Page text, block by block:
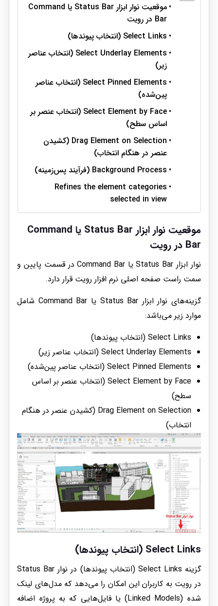
موقعیت نوار ابزار Status Bar یا Command
Bar در رویت
Select Links (انتخاب پیوندها)
Select Underlay Elements (انتخاب عناصر
زیر)
Select Pinned Elements (انتخاب عناصر
پین‌شده)
Select Element by Face (انتخاب عنصر بر
اساس سطح)
Drag Element on Selection (کشیدن
عنصر در هنگام انتخاب)
Background Process (فرآیند پس‌زمینه)
Refines the element categories
selected in view
موقعیت نوار ابزار Status Bar یا Command
Bar در رویت
نوار ابزار Status Bar یا Command Bar در قسمت پایین و
سمت راست صفحه اصلی نرم افزار رویت قرار دارد.
گزینه‌های نوار ابزار Status Bar یا Command Bar شامل
موارد زیر می‌باشد:
Select Links (انتخاب پیوندها)
Select Underlay Elements (انتخاب عناصر زیر)
Select Pinned Elements (انتخاب عناصر پین‌شده)
Select Element by Face (انتخاب عنصر بر اساس
سطح)
Drag Element on Selection (کشیدن عنصر در هنگام
انتخاب)
Select Links (انتخاب پیوندها)
گزینه Select Links (انتخاب پیوندها) در نوار Status Bar
در رویت به کاربران این امکان را می‌دهد که مدل‌های لینک
شده (Linked Models) یا فایل‌هایی که به پروژه اضافه